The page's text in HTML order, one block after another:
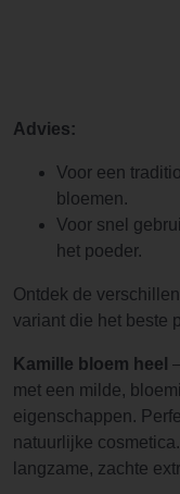
Advies:
Voor een
bloemen.
Voor snel
het poeder.
Ontdek de
variant die het beste
Kamille bloem heel
met een milde,
eigenschappen.
natuurlijke
langzame, zachte